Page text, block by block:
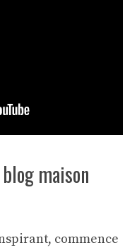
maison
commence